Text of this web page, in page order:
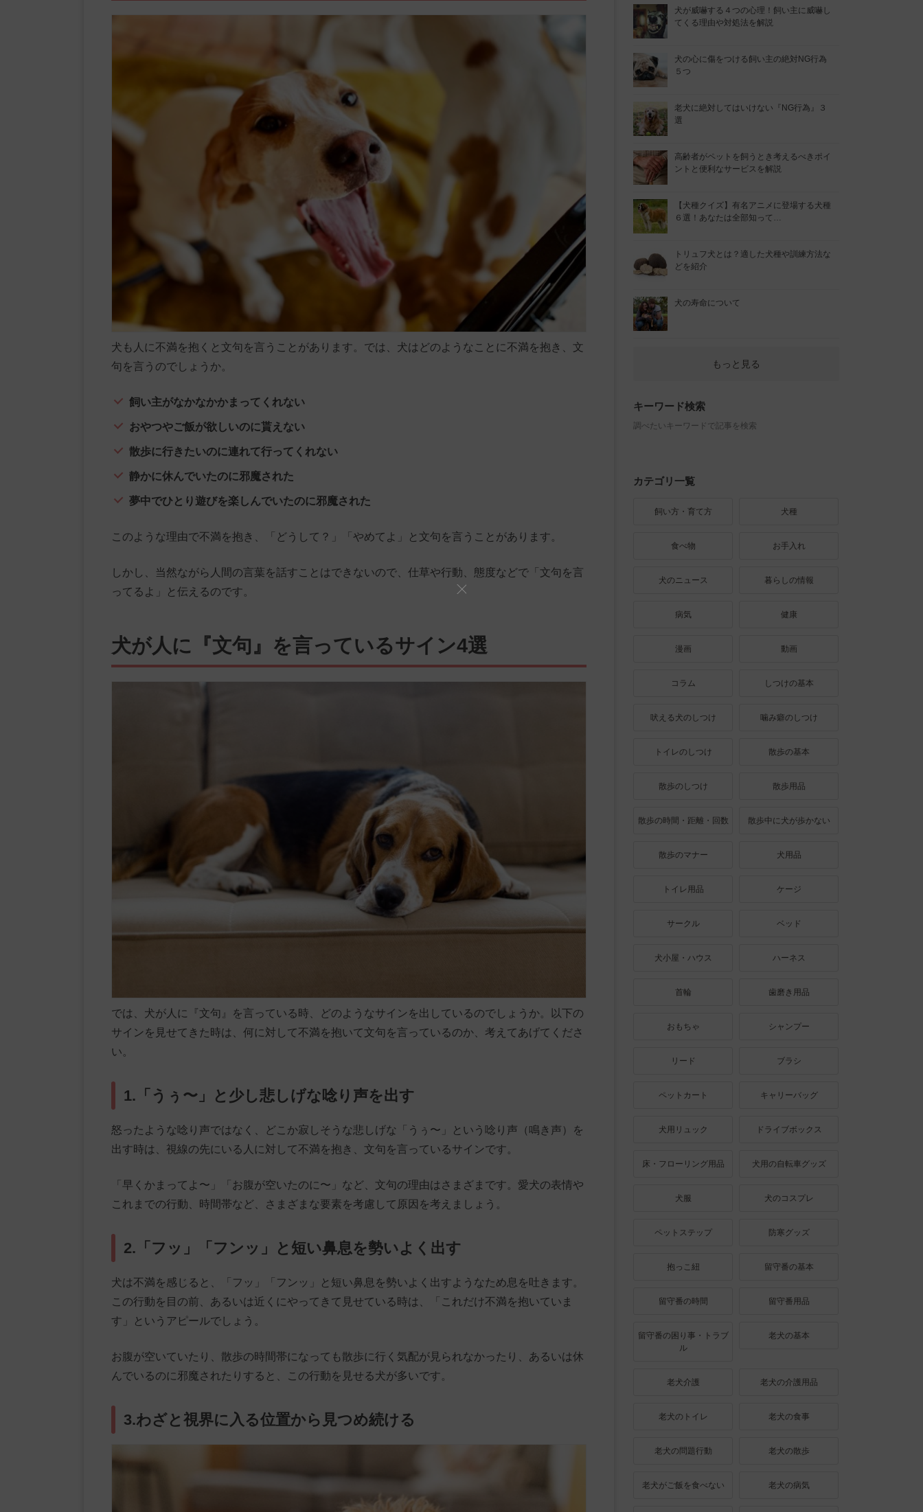
犬も人に不満を抱くと文句を言うことがあります。では、犬はどのようなことに不満を抱き、文
句を言うのでしょうか。
飼い主がなかなかかまってくれない
おやつやご飯が欲しいのに貰えない
散歩に行きたいのに連れて行ってくれない
静かに休んでいたのに邪魔された
夢中でひとり遊びを楽しんでいたのに邪魔された
このような理由で不満を抱き、「どうして？」「やめてよ」と文句を言うことがあります。
しかし、当然ながら人間の言葉を話すことはできないので、仕草や行動、態度などで「文句を言
ってるよ」と伝えるのです。
犬が人に『文句』を言っているサイン4選
では、犬が人に『文句』を言っている時、どのようなサインを出しているのでしょうか。以下の
サインを見せてきた時は、何に対して不満を抱いて文句を言っているのか、考えてあげてくださ
い。
1.「うぅ〜」と少し悲しげな唸り声を出す
怒ったような唸り声ではなく、どこか寂しそうな悲しげな「うぅ〜」という唸り声（鳴き声）を
出す時は、視線の先にいる人に対して不満を抱き、文句を言っているサインです。
「早くかまってよ〜」「お腹が空いたのに〜」など、文句の理由はさまざまです。愛犬の表情や
これまでの行動、時間帯など、さまざまな要素を考慮して原因を考えましょう。
2.「フッ」「フンッ」と短い鼻息を勢いよく出す
犬は不満を感じると、「フッ」「フンッ」と短い鼻息を勢いよく出すようなため息を吐きます。
この行動を目の前、あるいは近くにやってきて見せている時は、「これだけ不満を抱いていま
す」というアピールでしょう。
お腹が空いていたり、散歩の時間帯になっても散歩に行く気配が見られなかったり、あるいは休
んでいるのに邪魔されたりすると、この行動を見せる犬が多いです。
3.わざと視界に入る位置から見つめ続ける
犬が威嚇する４つの心理！飼い主に威嚇し
てくる理由や対処法を解説
犬の心に傷をつける飼い主の絶対NG行為
５つ
老犬に絶対してはいけない『NG行為』３
選
高齢者がペットを飼うとき考えるべきポイ
ントと便利なサービスを解説
【犬種クイズ】有名アニメに登場する犬種
６選！あなたは全部知って…
トリュフ犬とは？適した犬種や訓練方法な
どを紹介
犬の寿命について
もっと見る
キーワード検索
調べたいキーワードで記事を検索
カテゴリ一覧
飼い方・育て方 犬種
食べ物 お手入れ
犬のニュース 暮らしの情報
病気 健康
漫画 動画
コラム しつけの基本
吠える犬のしつけ 噛み癖のしつけ
トイレのしつけ 散歩の基本
散歩のしつけ 散歩用品
散歩の時間・距離・回数 散歩中に犬が歩かない
散歩のマナー 犬用品
トイレ用品 ケージ
サークル ベッド
犬小屋・ハウス ハーネス
首輪 歯磨き用品
おもちゃ シャンプー
リード ブラシ
ペットカート キャリーバッグ
犬用リュック ドライブボックス
床・フローリング用品 犬用の自転車グッズ
犬服 犬のコスプレ
ペットステップ 防寒グッズ
抱っこ紐 留守番の基本
留守番の時間 留守番用品
留守番の困り事・トラブ
ル
老犬の基本
老犬介護 老犬の介護用品
老犬のトイレ 老犬の食事
老犬の問題行動 老犬の散歩
老犬がご飯を食べない 老犬の病気